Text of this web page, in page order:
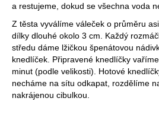
a restujeme, dokud se všechna voda
Z těsta vyválíme váleček o průměru
dílky dlouhé okolo 3 cm. Každý
středu dáme lžičkou špenátovou
knedlíček. Připravené knedlíčky
minut (podle velikosti). Hotové
necháme na sítu odkapat, rozdělíme
nakrájenou cibulkou.